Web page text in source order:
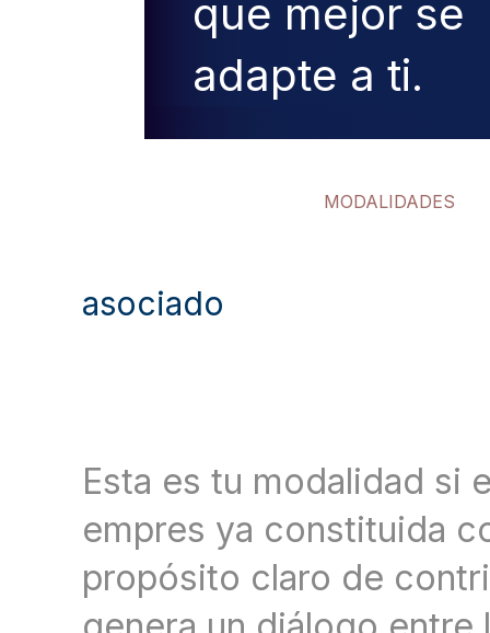
que mejor se
adapte a ti.
MODALIDADES
asociado
Esta es tu modalidad si
empres ya constituida
propósito claro de